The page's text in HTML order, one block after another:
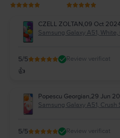
CZELL ZOLTAN,09 Oct
Samsung Galaxy A51, White,
5/5 Review verificat
👍
Popescu Georgian,29 Jun
Samsung Galaxy A51, Crush
5/5 Review verificat